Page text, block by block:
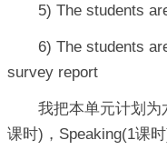
5) The students
6) The students
survey report
我把本单元计划为
课时)，Speaking(1课